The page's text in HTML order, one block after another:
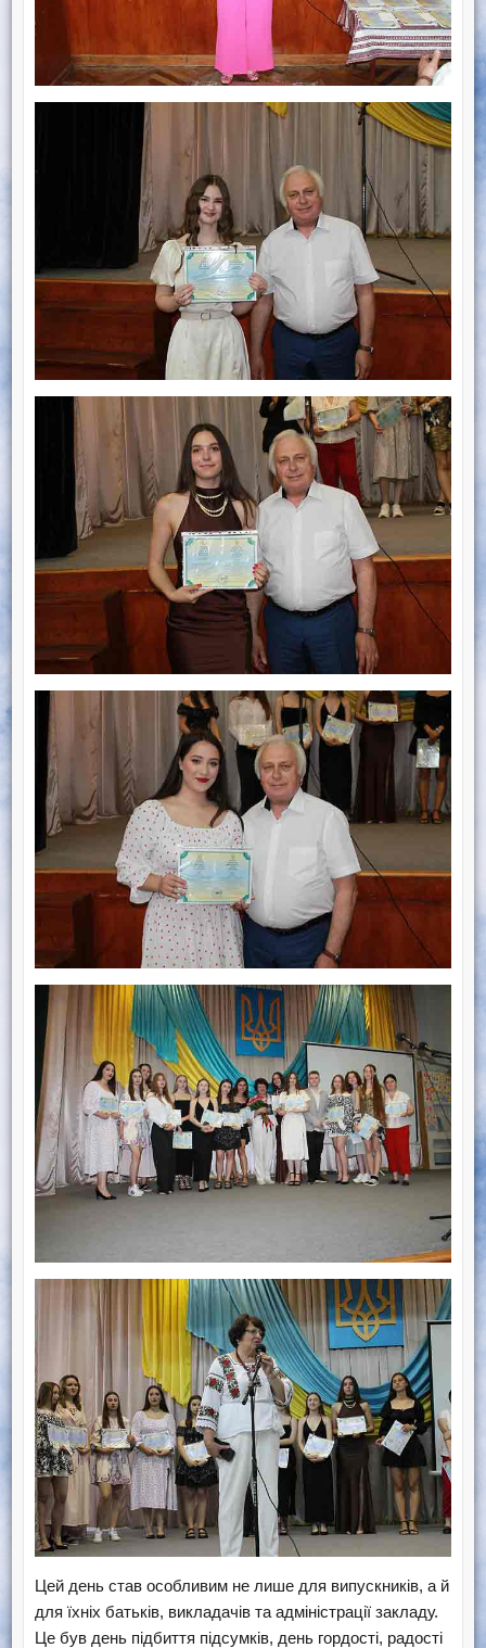
Цей день став особливим не лише для випускників, а й
для їхніх батьків, викладачів та адміністрації закладу.
Це був день підбиття підсумків, день гордості, радості